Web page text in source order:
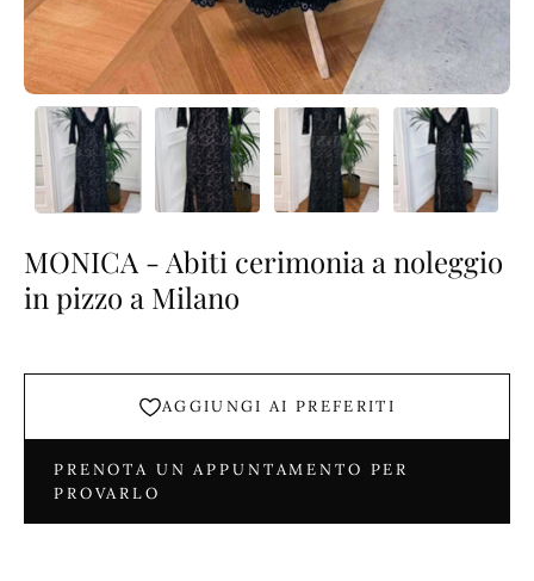
MONICA - Abiti cerimonia a noleggio
in pizzo a Milano
AGGIUNGI AI PREFERITI
PRENOTA UN APPUNTAMENTO PER
PROVARLO